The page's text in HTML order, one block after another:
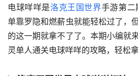
电球咩咩是洛克王国世界手游第二
单靠罗隐和燃薪虫就能轻松过了，
的这一期就拿不了了。本期小编就
灵单人通关电球咩咩的攻略，轻松拿